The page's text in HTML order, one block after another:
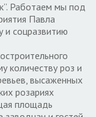
Работаем мы под
Павла
и соцразвитию
количеству роз и
высаженных
розариях
площадь